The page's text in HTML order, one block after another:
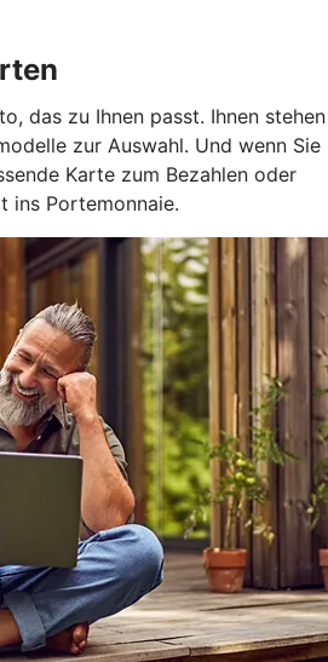
das zu Ihnen passt. Ihnen stehen
zur Auswahl. Und wenn Sie
Karte zum Bezahlen oder
ins Portemonnaie.